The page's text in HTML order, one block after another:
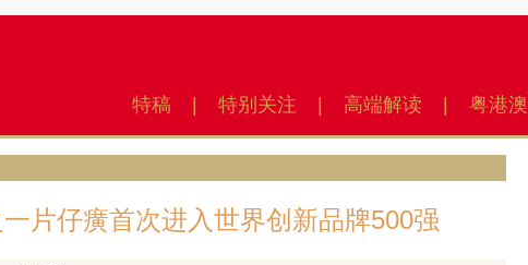
特稿 特别关注 高端解读 粤港澳
一片仔癀首次进入世界创新品牌500强